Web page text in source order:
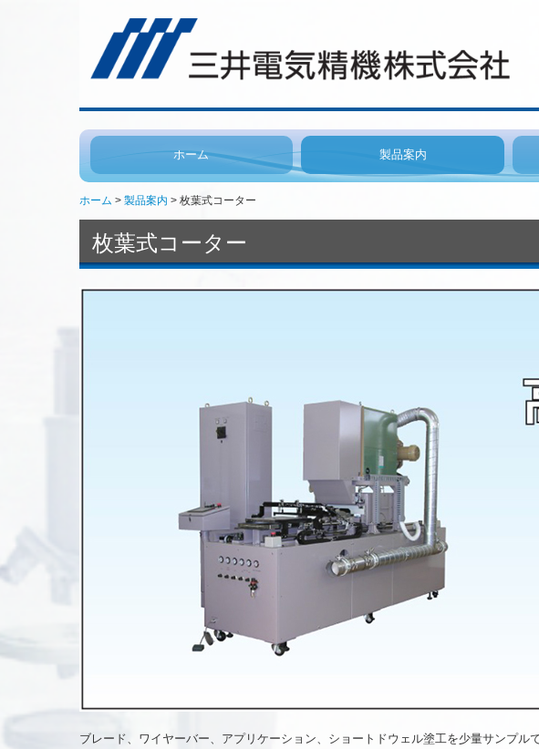
ホーム 製品案内
ホーム 製品案内 枚葉式コーター
枚葉式コーター
ブレード、ワイヤーバー、アプリケーション、ショートドウェル塗工を少量サンプ